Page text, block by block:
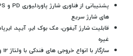
های شارژ سریع
قابلیت شارژ آیفون، مک بوک ایر، آیپد،
غیره
سازگار با انواع خروجی های فندکی با ولتاژ 12 و 24 ولت با جریان 4 و 8 آمپر